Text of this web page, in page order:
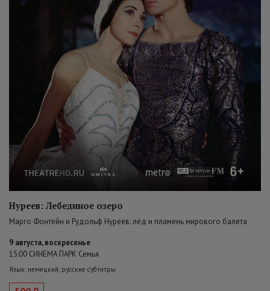
Нуреев: Лебединое озеро
Марго Фонтейн и Рудольф Нуреев: лёд и пламень мирового балета
9 августа, воскресенье
15:00 СИНЕМА ПАРК Семья
Язык: немецкий, русские субтитры